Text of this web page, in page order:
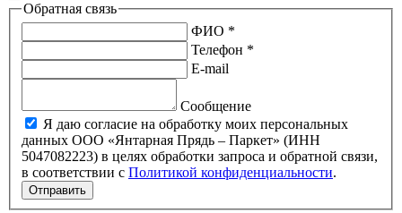
Обратная связь
ФИО *
Телефон *
E-mail
Сообщение
Я даю согласие на обработку моих персональных
данных ООО «Янтарная Прядь – Паркет» (ИНН
5047082223) в целях обработки запроса и обратной связи,
в соответствии с Политикой конфиденциальности.
Отправить